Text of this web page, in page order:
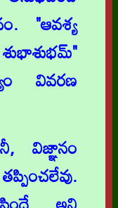
"ఆవశ్య
వివరణ
విజ్ఞానం